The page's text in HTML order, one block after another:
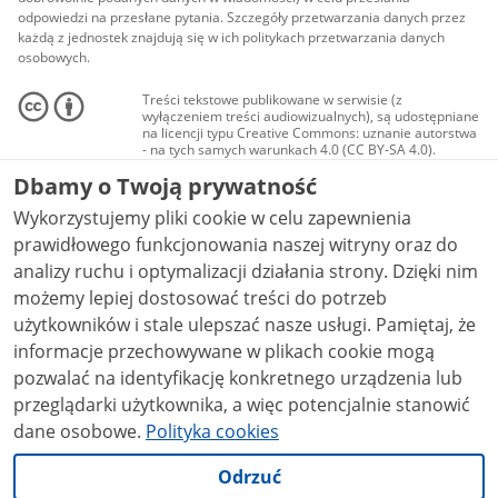
odpowiedzi na przesłane pytania. Szczegóły przetwarzania danych przez
każdą z jednostek znajdują się w ich politykach przetwarzania danych
osobowych.
Treści tekstowe publikowane w serwisie (z
wyłączeniem treści audiowizualnych), są udostępniane
na licencji typu Creative Commons: uznanie autorstwa
- na tych samych warunkach 4.0 (CC BY-SA 4.0).
Materiały audiowizualne, w tym zdjęcia, materiały
audio i wideo, są udostępniane na licencji typu
Creative Commons: uznanie autorstwa użycie
niekomercyjne - bez utworów zależnych 4.0 (CC BY-
NC-ND 4.0), o ile nie jest to stwierdzone inaczej.
Dbamy o Twoją prywatność
Wykorzystujemy pliki cookie w celu zapewnienia
prawidłowego funkcjonowania naszej witryny oraz do
analizy ruchu i optymalizacji działania strony. Dzięki nim
możemy lepiej dostosować treści do potrzeb
użytkowników i stale ulepszać nasze usługi. Pamiętaj, że
informacje przechowywane w plikach cookie mogą
pozwalać na identyfikację konkretnego urządzenia lub
przeglądarki użytkownika, a więc potencjalnie stanowić
dane osobowe. Polityka cookies
Odrzuć